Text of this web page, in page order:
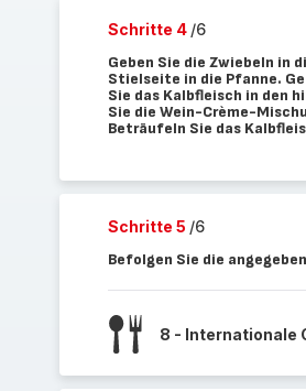
Schritte 4 /6
Geben Sie die Zwiebeln in
Stielseite in die Pfanne.
Sie das Kalbfleisch in den
Sie die Wein-Crème-
Beträufeln Sie das
Schritte 5 /6
Befolgen Sie die
8 - Internationale